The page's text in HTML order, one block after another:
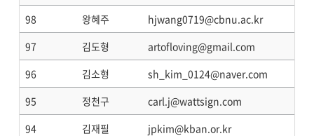
98
왕혜주 hjwang0719@cbnu.ac.kr
97
김도형 artofloving@gmail.com
96
김소형 sh_kim_0124@naver.com
95
정천구 carl.j@wattsign.com
94
김재필 jpkim@kban.or.kr